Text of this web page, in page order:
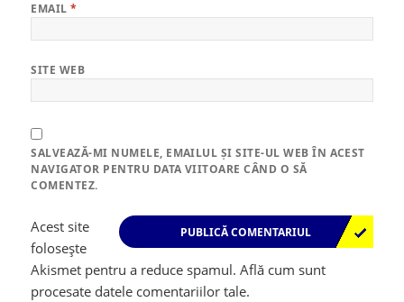
EMAIL*
SITE WEB
SALVEAZĂ-MI NUMELE, EMAILUL ȘI SITE-UL WEB ÎN ACEST
NAVIGATOR PENTRU DATA VIITOARE CÂND O SĂ
COMENTEZ.
Acest site
folosește
Akismet pentru a reduce spamul.Află cum sunt
procesate datele comentariilor tale.